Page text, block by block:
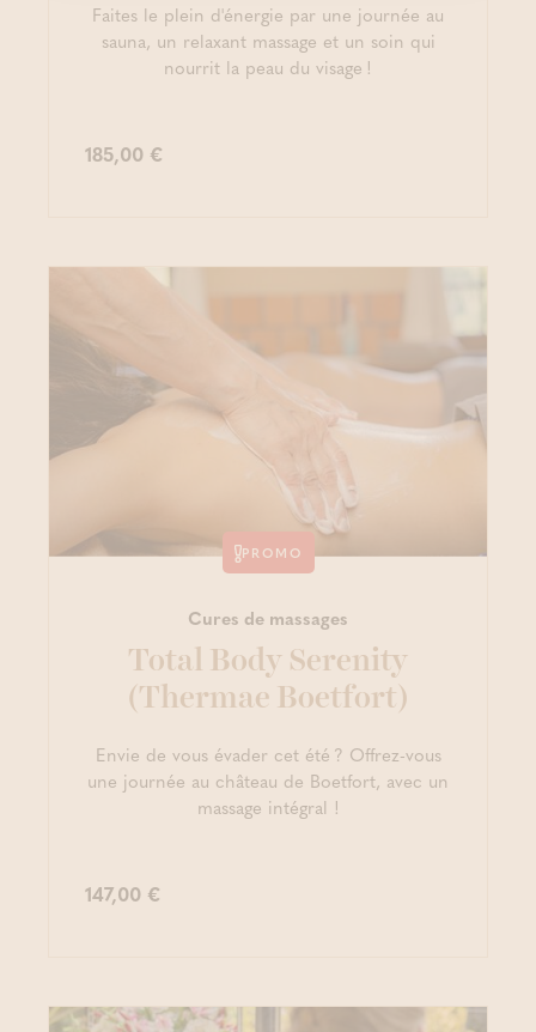
Faites le plein d'énergie par une journée au
sauna, un relaxant massage et un soin qui
nourrit la peau du visage !
185,00 €
PROMO
Cures de massages
Total Body Serenity
(Thermae Boetfort)
Envie de vous évader cet été ? Offrez-vous
une journée au château de Boetfort, avec un
massage intégral !
147,00 €